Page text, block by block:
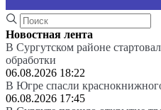
Новостная лента
В Сургутском районе
обработки
06.08.2026 18:22
В Югре спасли
06.08.2026 17:45